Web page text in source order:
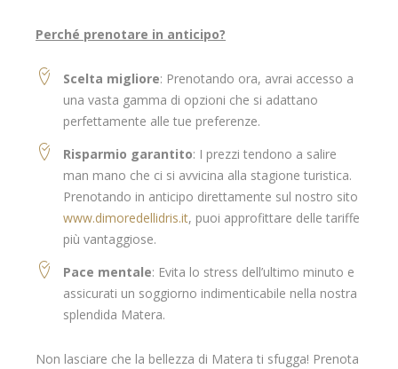
Perché prenotare in anticipo?
Scelta migliore: Prenotando ora, avrai accesso a
una vasta gamma di opzioni che si adattano
perfettamente alle tue preferenze.
Risparmio garantito: I prezzi tendono a salire
man mano che ci si avvicina alla stagione turistica.
Prenotando in anticipo direttamente sul nostro sito
www.dimoredellidris.it, puoi approfittare delle tariffe
più vantaggiose.
Pace mentale: Evita lo stress dell’ultimo minuto e
assicurati un soggiorno indimenticabile nella nostra
splendida Matera.
Non lasciare che la bellezza di Matera ti sfugga! Prenota